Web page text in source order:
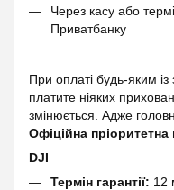
Через касу або
Приватбанку
При оплаті будь-яким
платите ніяких
змінюється. Адже
Офіційна пріоритетна
DJI
Термін гарантії: 12